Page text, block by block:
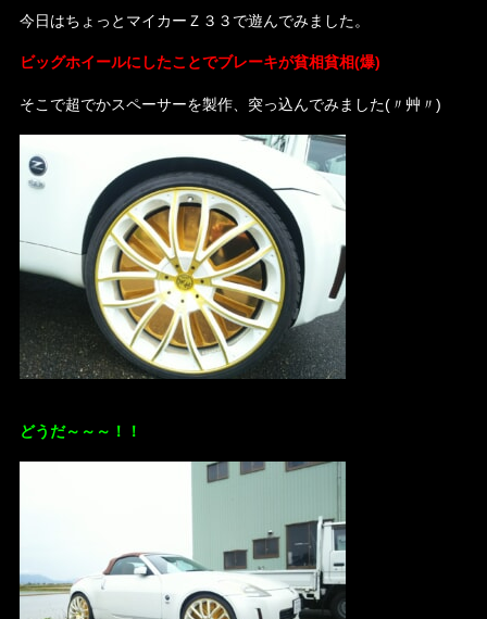
今日はちょっとマイカーＺ３３で遊んでみました。
ビッグホイールにしたことでブレーキが貧相貧相(爆)
そこで超でかスペーサーを製作、突っ込んでみました(〃艸〃)
どうだ～～～！！